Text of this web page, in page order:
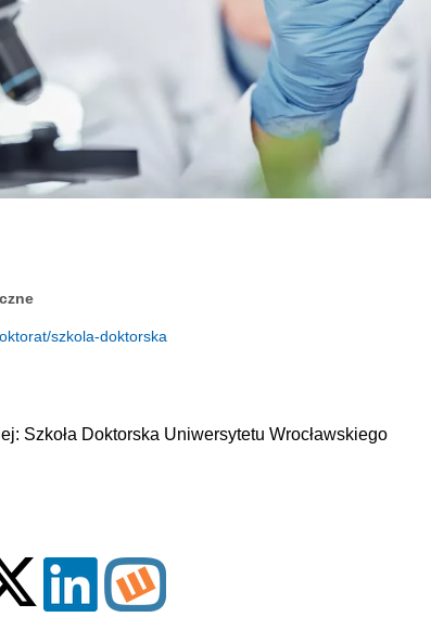
szkola-doktorska
Szkoła Doktorska Uniwersytetu Wrocławskiego